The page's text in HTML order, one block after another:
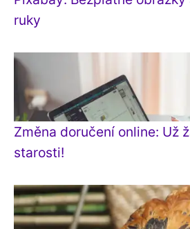
ruky
Změna doručení online: Už
starosti!